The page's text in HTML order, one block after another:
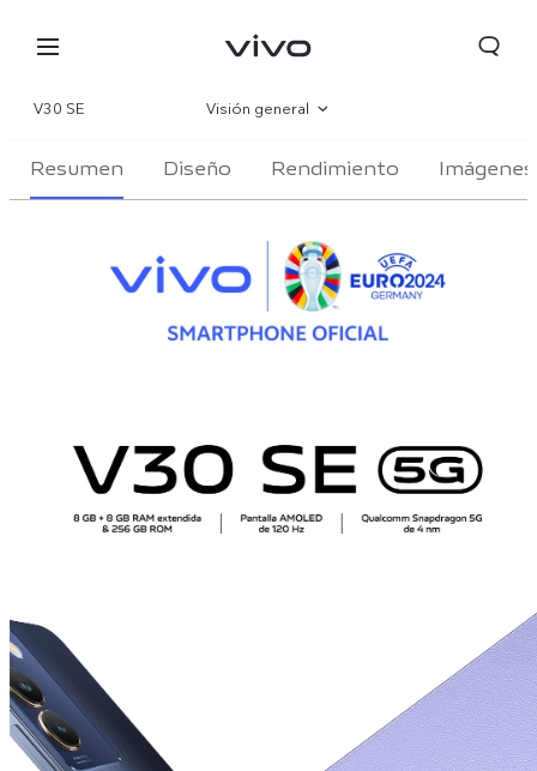
V30 SE Visión general
Galería
Resumen Diseño Rendimiento Imágenes